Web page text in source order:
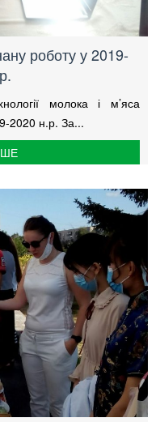
роботу у 2019-
молока і м’яса
2020 н.р. За...